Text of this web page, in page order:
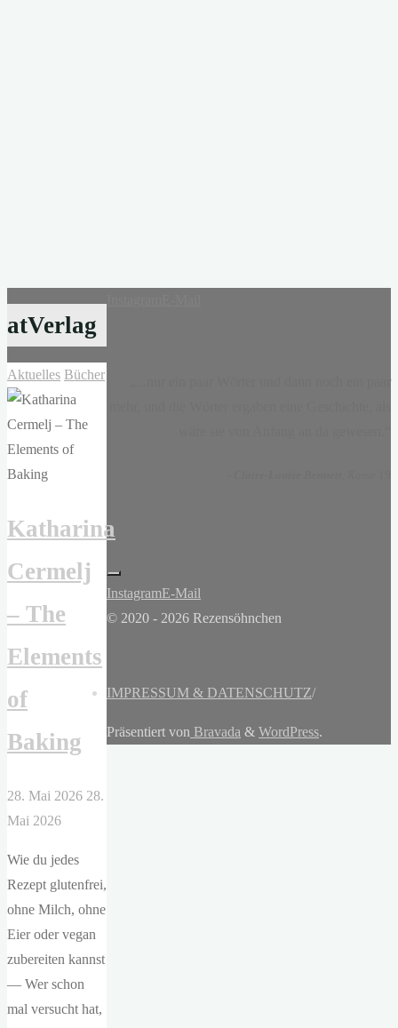
atVerlag
Aktuelles Bücher
Katharina
Cermelj
– The
Elements
of
Baking
28. Mai 2026 28.
Mai 2026
Wie du jedes
Rezept glutenfrei,
ohne Milch, ohne
Eier oder vegan
zubereiten kannst
— Wer schon
mal versucht hat,
InstagramE-Mail
© 2020 - 2026 Rezensöhnchen
IMPRESSUM & DATENSCHUTZ/
Präsentiert von Bravada & WordPress.